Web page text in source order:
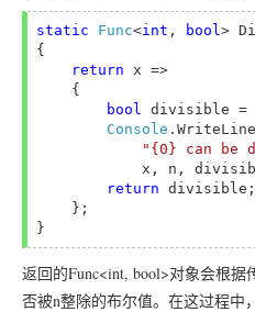
static Func<int , bool>
{
return x =>
bool divisible =
Console
"{0} can be
x, n,
return divisible;
返回的Func<int, bool>对象会根
否被n整除的布尔值。在这过程中